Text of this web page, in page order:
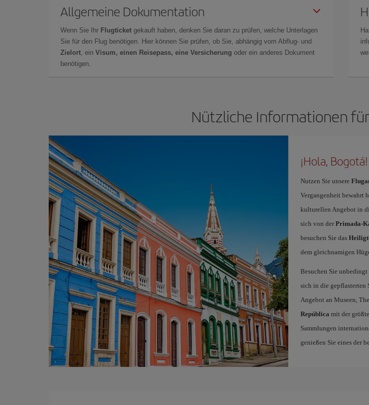
Allgemeine Dokumentation
Wenn Sie Ihr Flugticket gekauft haben, denken Sie daran zu prüfen, welche Unterlagen
Sie für den Flug benötigen. Hier können Sie prüfen, ob Sie, abhängig vom Abflug- und
Zielort, ein Visum, einen Reisepass, eine Versicherung oder ein anderes Dokument
benötigen.
Nützliche Informationen
¡Hola, Bogotá!
Nutzen Sie unsere
Vergangenheit bewahrt
kulturellen Angebot in
sich von der Primada-
besuchen Sie das
dem gleichnamigen
Besuchen Sie
sich in die gepflasterten
Angebot an Museen,
República mit der
Sammlungen
genießen Sie eines der